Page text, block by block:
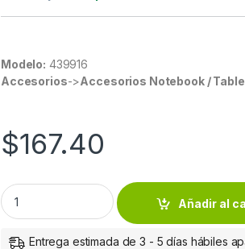
Modelo: 439916
Accesorios->Accesorios Notebook /
$167.40
Manhattan Funda de Poliéster 439916 para
Añadir al
Entrega estimada de 3 - 5 días hábiles